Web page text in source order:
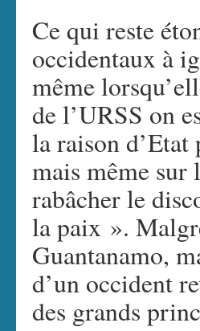
Ce qui reste
occidentaux à
même
de l’URSS on
la raison
mais même sur
rabâcher le
la paix ».
Guantanamo,
d’un occident
des grands